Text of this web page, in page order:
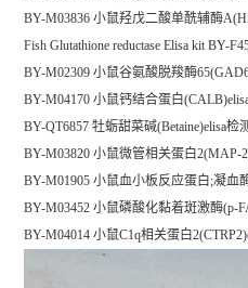
BY-M03836 小鼠羟戊二酸单酰辅酶
Fish Glutathione reductase Elisa kit BY-
BY-M02309 小鼠谷氨酸脱羧酶
BY-M04170 小鼠钙结合蛋白
BY-QT6857 牡蛎甜菜碱(Betaine)elisa
BY-M03820 小鼠微管相关蛋白2(MAP-
BY-M01905 小鼠血小板反应蛋白;凝血
BY-M03452 小鼠磷酸化黏着斑激酶(p-
BY-M04014 小鼠C1q相关蛋白